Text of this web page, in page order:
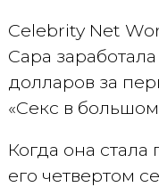
Celebrity Net
Сара
долларов за
«Секс в
Когда она
его четвертом